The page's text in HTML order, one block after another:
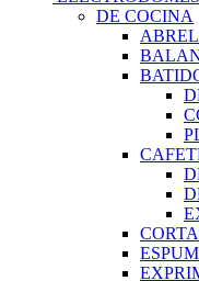
DE COCINA